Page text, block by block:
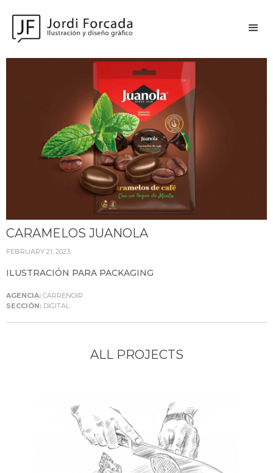
CARAMELOS JUANOLA
FEBRUARY 21, 2023
ILUSTRACIÓN PARA PACKAGING
AGENCIA: CARRENOIR
SECCIÓN: DIGITAL
ALL PROJECTS